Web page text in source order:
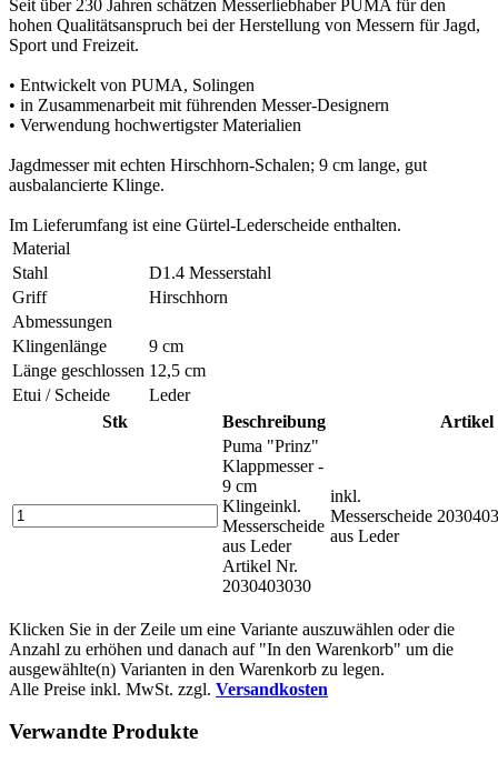
Seit über 230 Jahren schätzen Messerliebhaber PUMA für den
hohen Qualitätsanspruch bei der Herstellung von Messern für Jagd,
Sport und Freizeit.
• Entwickelt von PUMA, Solingen
• in Zusammenarbeit mit führenden Messer-Designern
• Verwendung hochwertigster Materialien
Jagdmesser mit echten Hirschhorn-Schalen; 9 cm lange, gut
ausbalancierte Klinge.
Im Lieferumfang ist eine Gürtel-Lederscheide enthalten.
Material
Stahl
D1.4 Messerstahl
Griff
Hirschhorn
Abmessungen
Klingenlänge
9 cm
Länge geschlossen 12,5 cm
Etui / Scheide
Leder
Stk
Beschreibung
Artikel
Puma "Prinz"
Klappmesser -
9 cm
Klingeinkl.
Messerscheide
aus Leder
Artikel Nr.
2030403030
inkl.
Messerscheide
aus Leder
Klicken Sie in der Zeile um eine Variante auszuwählen oder die
Anzahl zu erhöhen und danach auf "In den Warenkorb" um die
ausgewählte(n) Varianten in den Warenkorb zu legen.
Alle Preise inkl. MwSt. zzgl. Versandkosten
Verwandte Produkte